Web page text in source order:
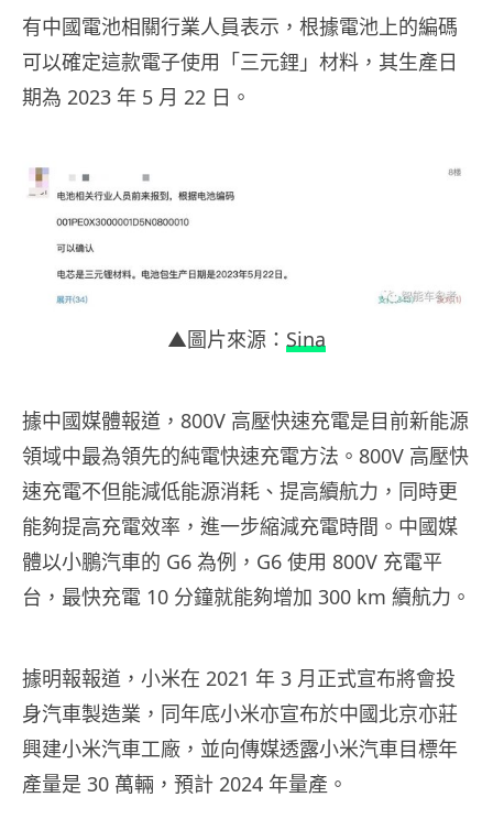
有中國電池相關行業人員表示，根據電池上的編碼
可以確定這款電子使用「三元鋰」材料，其生產日
期為 2023 年 5 月 22 日。
▲圖片來源： Sina
據中國媒體報道，800V 高壓快速充電是目前新能源
領域中最為領先的純電快速充電方法。800V 高壓快
速充電不但能減低能源消耗、提高續航力，同時更
能夠提高充電效率，進一步縮減充電時間。中國媒
體以小鵬汽車的 G6 為例，G6 使用 800V 充電平
台，最快充電 10 分鐘就能夠增加 300 km 續航力。
據明報報道，小米在 2021 年 3 月正式宣布將會投
身汽車製造業，同年底小米亦宣布於中國北京亦莊
興建小米汽車工廠，並向傳媒透露小米汽車目標年
產量是 30 萬輛，預計 2024 年量產。